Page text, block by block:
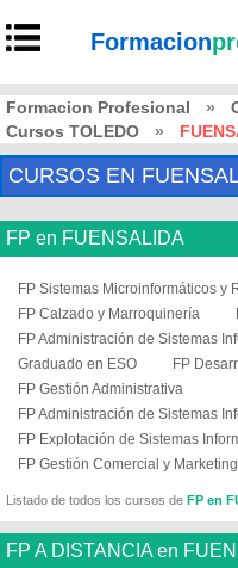
Formacion
Formacion Profesional »
Cursos TOLEDO
»
CURSOS EN
FP en FUENSALIDA
FP Sistemas Microinformáticos y
FP Calzado y Marroquinería
FP Administración de Sistemas
Graduado en ESO
FP
FP Gestión Administrativa
FP Administración de Sistemas
FP Explotación de Sistemas
FP Gestión Comercial y Marketing
Listado de todos los cursos de FP en
FP A DISTANCIA en